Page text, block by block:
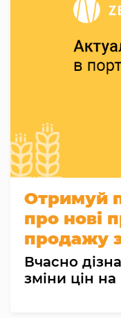
Отримуй
про нові
продажу
Вчасно
зміни цін на